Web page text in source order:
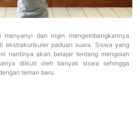
dan ingin mengembangkannya
ekstrakurikuler paduan suara. Siswa yang
nantinya akan belajar tentang mengolah
diikuti oleh banyak siswa sehingga
teman baru.